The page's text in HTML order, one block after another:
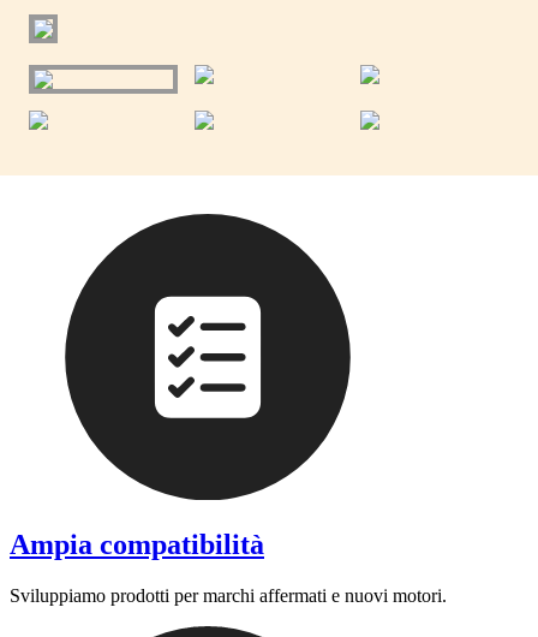
Ampia compatibilità
Sviluppiamo prodotti per marchi affermati e nuovi motori.